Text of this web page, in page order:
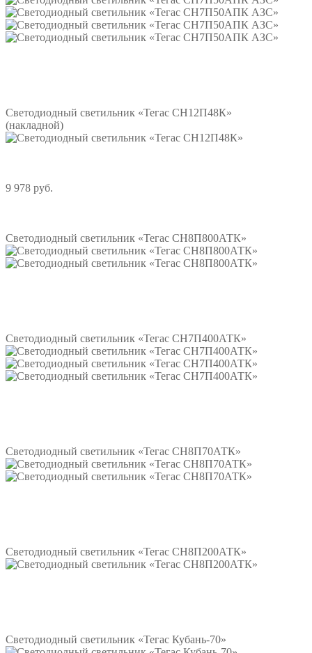
Светодиодный светильник «Тегас СН12П48К»
(накладной)
9 978 руб.
Светодиодный светильник «Тегас СН8П800АТК»
Светодиодный светильник «Тегас СН7П400АТК»
Светодиодный светильник «Тегас СН8П70АТК»
Светодиодный светильник «Тегас СН8П200АТК»
Светодиодный светильник «Тегас Кубань-70»